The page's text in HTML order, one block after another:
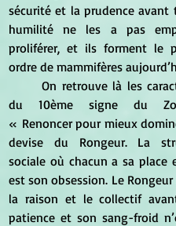
sécurité et la prudence avant
humilité ne les a pas
proliférer, et ils forment le
ordre de mammifères
	On retrouve là les caractéristiques
du 10ème signe du
« Renoncer pour mieux
devise du Rongeur. La
sociale où chacun a sa place
est son obsession. Le
la raison et le collectif
patience et son sang-froid